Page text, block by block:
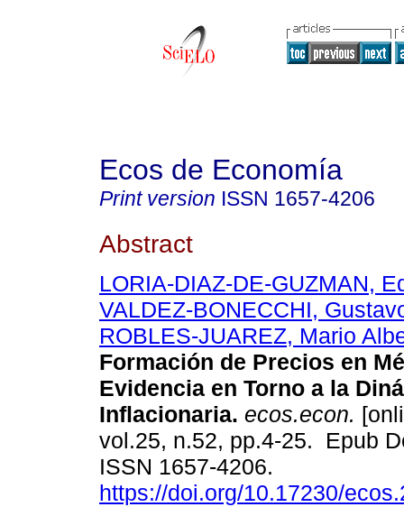
Ecos de Economía
Print version ISSN 1657-4206
Abstract
LORIA-DIAZ-DE-GUZMAN,
VALDEZ-BONECCHI,
ROBLES-JUAREZ, Mario
Formación de Precios en
Evidencia en Torno a la
Inflacionaria. ecos.econ.
vol.25, n.52, pp.4-25. Epub
ISSN 1657-4206.
https://doi.org/10.17230/